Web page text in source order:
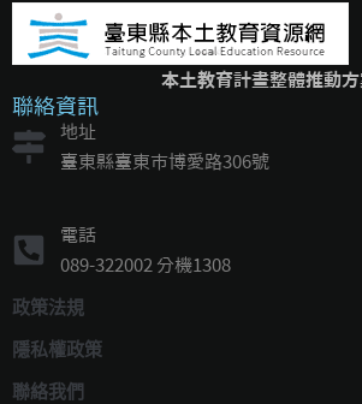
本土教育計畫整體推動
聯絡資訊
地址
臺東縣臺東市博愛路306號
電話
089-322002 分機1308
政策法規
隱私權政策
聯絡我們